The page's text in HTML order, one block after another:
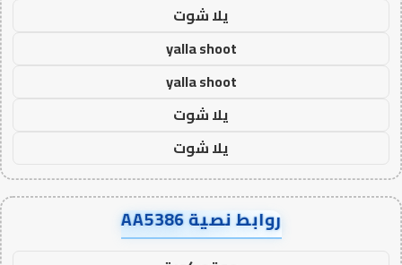
يلا شوت
yalla shoot
yalla shoot
يلا شوت
يلا شوت
روابط نصية AA5386